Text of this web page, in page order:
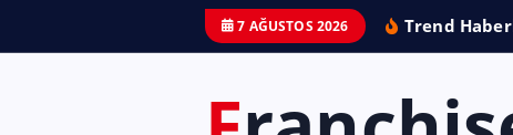
7 AĞUSTOS 2026 Trend